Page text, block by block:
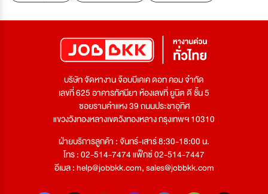
บริษัท จัดหางาน จ๊อบบีเคเค ดอท คอม จำกัด
เลขที่ 625 อาคารทัศนียา ห้องเลขที่ ยูนิต ดี ชั้น 5
ซอยรามคำแหง 39 ถนนประชาอุทิศ
แขวงวังทองหลางเขตวังทองหลาง กรุงเทพฯ 10310
ฝ่ายบริการลูกค้า : จันทร์-เสาร์ 8:30-18:00 น.
โทร : 02-514-7474 แฟ็กซ์ 02-514-7447
อีเมล :help@jobbkk.com,sales@jobbkk.com